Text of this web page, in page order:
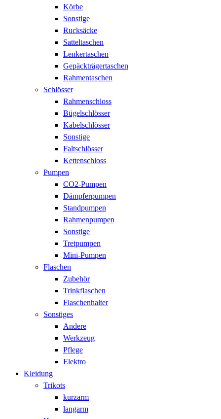
Körbe
Sonstige
Rucksäcke
Satteltaschen
Lenkertaschen
Gepäckträgertaschen
Rahmentaschen
Schlösser
Rahmenschloss
Bügelschlösser
Kabelschlösser
Sonstige
Faltschlösser
Kettenschloss
Pumpen
CO2-Pumpen
Dämpferpumpen
Standpumpen
Rahmenpumpen
Sonstige
Tretpumpen
Mini-Pumpen
Flaschen
Zubehör
Trinkflaschen
Flaschenhalter
Sonstiges
Andere
Werkzeug
Pflege
Elektro
Kleidung
Trikots
kurzarm
langarm